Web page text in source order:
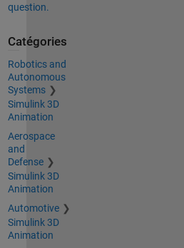
question.
Catégories
Robotics and
Autonomous
Systems
Simulink 3D
Animation
Aerospace
and
Defense
Simulink 3D
Animation
Automotive
Simulink 3D
Animation